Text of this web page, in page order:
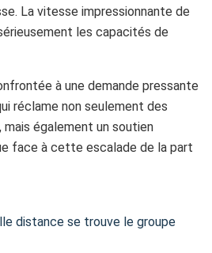
La vitesse impressionnante de
les capacités de
à une demande pressante
réclame non seulement des
également un soutien
face à cette escalade de la part
distance se trouve le groupe